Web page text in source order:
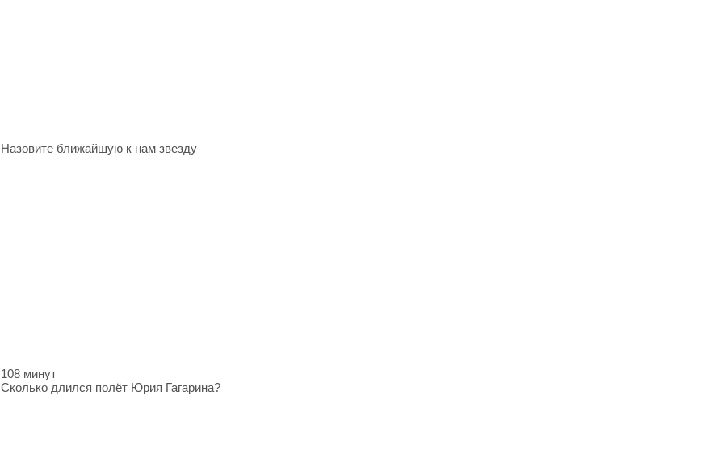
Назовите ближайшую к нам звезду
108 минут
Сколько длился полёт Юрия Гагарина?